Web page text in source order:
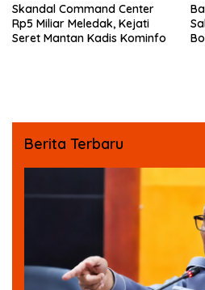
Skandal Command Center
Rp5 Miliar Meledak, Kejati
Seret Mantan Kadis Kominfo
Berita Terbaru